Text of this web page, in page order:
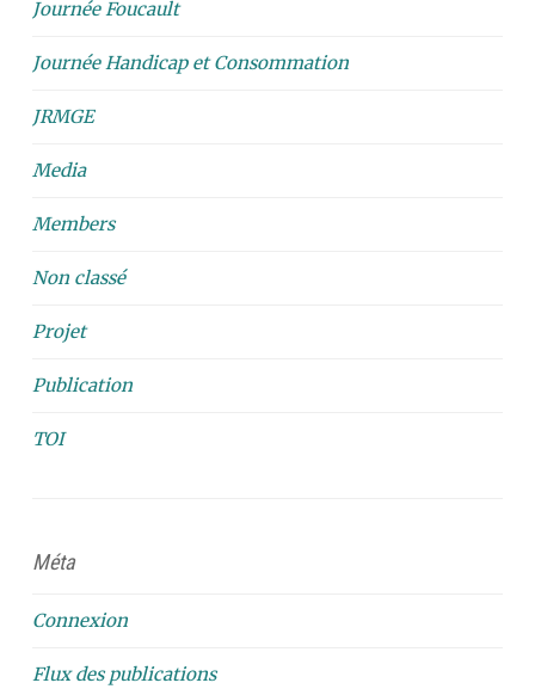
Journée Foucault
Journée Handicap et Consommation
JRMGE
Media
Members
Non classé
Projet
Publication
TOI
Méta
Connexion
Flux des publications